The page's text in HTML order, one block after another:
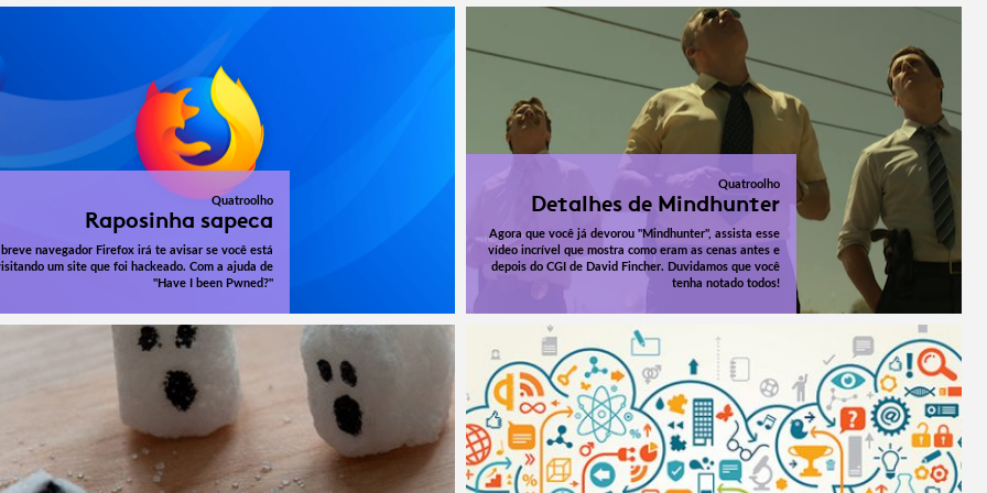
Quatroolho
Raposinha sapeca
breve navegador Firefox irá te avisar se você está
um site que foi hackeado. Com a ajuda de
"Have I been Pwned?"
Quatroolho
Detalhes de Mindhunter
Agora que você já devorou "Mindhunter", assista esse
vídeo incrível que mostra como eram as cenas antes e
depois do CGI de David Fincher. Duvidamos que você
tenha notado todos!